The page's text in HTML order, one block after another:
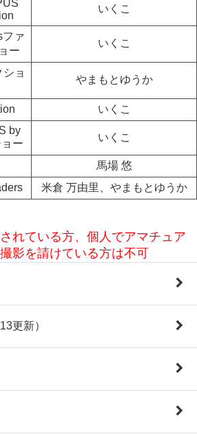
いくこ
ァ
ー
いくこ
ョ
やまもとゆうか
いくこ
by
ー
いくこ
馬場 悠
米倉 万由里、やまもとゆうか
れている方、個人でアマチュア
影を請けている方は不可
更新）